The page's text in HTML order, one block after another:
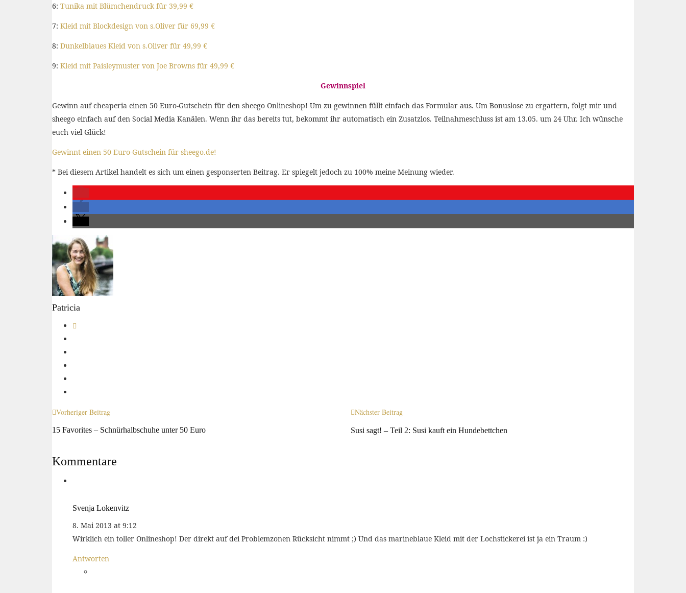
6: Tunika mit Blümchendruck für 39,99 €
7: Kleid mit Blockdesign von s.Oliver für 69,99 €
8: Dunkelblaues Kleid von s.Oliver für 49,99 €
9: Kleid mit Paisleymuster von Joe Browns für 49,99 €
Gewinnspiel
Gewinn auf cheaperia einen 50 Euro-Gutschein für den sheego Onlineshop! Um zu gewinnen füllt einfach das Formular aus. Um Bonuslose zu ergattern, folgt mir und
sheego einfach auf den Social Media Kanälen. Wenn ihr das bereits tut, bekommt ihr automatisch ein Zusatzlos. Teilnahmeschluss ist am 13.05. um 24 Uhr. Ich wünsche
euch viel Glück!
Gewinnt einen 50 Euro-Gutschein für sheego.de!
* Bei diesem Artikel handelt es sich um einen gesponserten Beitrag. Er spiegelt jedoch zu 100% meine Meinung wieder.
Patricia
Vorheriger Beitrag
15 Favorites – Schnürhalbschuhe unter 50 Euro
Nächster Beitrag
Susi sagt! – Teil 2: Susi kauft ein Hundebettchen
Kommentare
Svenja Lokenvitz
8. Mai 2013 at 9:12
Wirklich ein toller Onlineshop! Der direkt auf dei Problemzonen Rücksicht nimmt ;) Und das marineblaue Kleid mit der Lochstickerei ist ja ein Traum :)
Antworten